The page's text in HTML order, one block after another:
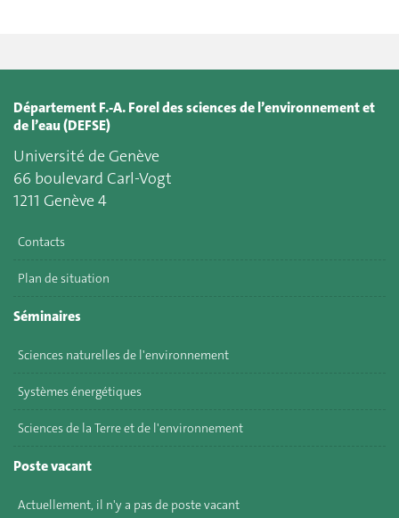
Département F.-A. Forel des sciences de l’environnement et
de l’eau (DEFSE)
Université de Genève
66 boulevard Carl-Vogt
1211 Genève 4
Contacts
Plan de situation
Séminaires
Sciences naturelles de l'environnement
Systèmes énergétiques
Sciences de la Terre et de l'environnement
Poste vacant
Actuellement, il n'y a pas de poste vacant